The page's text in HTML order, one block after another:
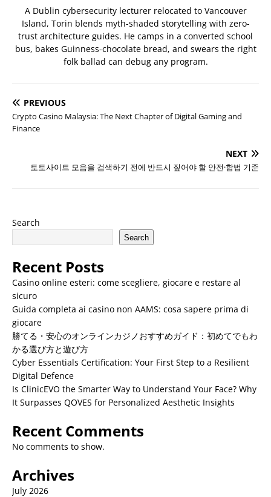
A Dublin cybersecurity lecturer relocated to Vancouver
Island, Torin blends myth-shaded storytelling with zero-
trust architecture guides. He camps in a converted school
bus, bakes Guinness-chocolate bread, and swears the right
folk ballad can debug any program.
PREVIOUS
Crypto Casino Malaysia: The Next Chapter of Digital Gaming and
Finance
NEXT
토토사이트 모음을 검색하기 전에 반드시 짚어야 할 안전·합법 기준
Search
Search
Recent Posts
Casino online esteri: come scegliere, giocare e restare al
sicuro
Guida completa ai casino non AAMS: cosa sapere prima di
giocare
勝てる・安心のオンラインカジノおすすめガイド：初めてでもわ
かる選び方と遊び方
Cyber Essentials Certification: Your First Step to a Resilient
Digital Defence
Is ClinicEVO the Smarter Way to Understand Your Face? Why
It Surpasses QOVES for Personalized Aesthetic Insights
Recent Comments
No comments to show.
Archives
July 2026